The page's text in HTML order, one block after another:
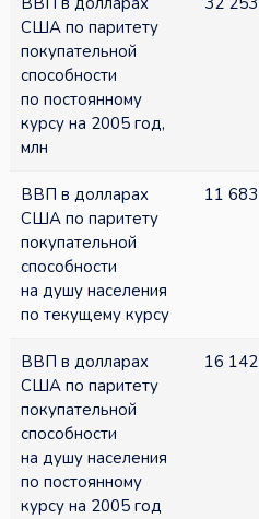
США по паритету
покупательной
способности
по постоянному
курсу на 2005 год,
млн
ВВП в долларах
США по паритету
покупательной
способности
на душу населения
по текущему курсу
11 683
ВВП в долларах
США по паритету
покупательной
способности
на душу населения
по постоянному
курсу на 2005 год
16 142